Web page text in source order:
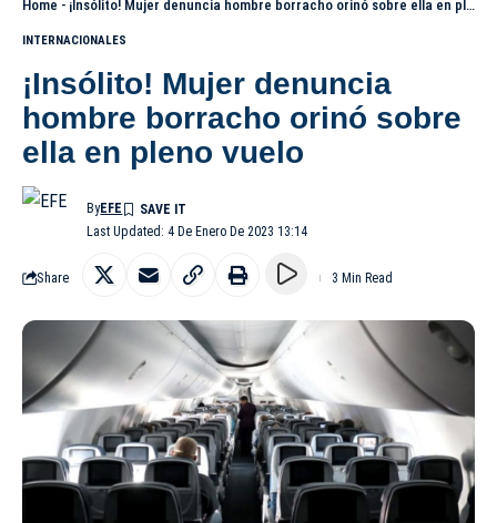
Home - ¡Insólito! Mujer denuncia hombre borracho orinó sobre ella en pleno vuelo
INTERNACIONALES
¡Insólito! Mujer denuncia
hombre borracho orinó sobre
ella en pleno vuelo
Last Updated: 4 De Enero De 2023 13:14
ByEFE
Share 3 Min Read